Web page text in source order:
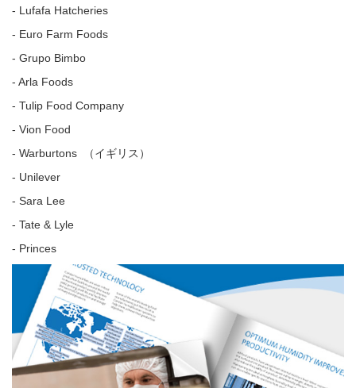
- Lufafa Hatcheries
- Euro Farm Foods
- Grupo Bimbo
- Arla Foods
- Tulip Food Company
- Vion Food
- Warburtons
（イギリス）
- Unilever
- Sara Lee
- Tate & Lyle
- Princes